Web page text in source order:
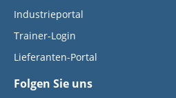
Industrieportal
Trainer-Login
Lieferanten-Portal
Folgen Sie uns